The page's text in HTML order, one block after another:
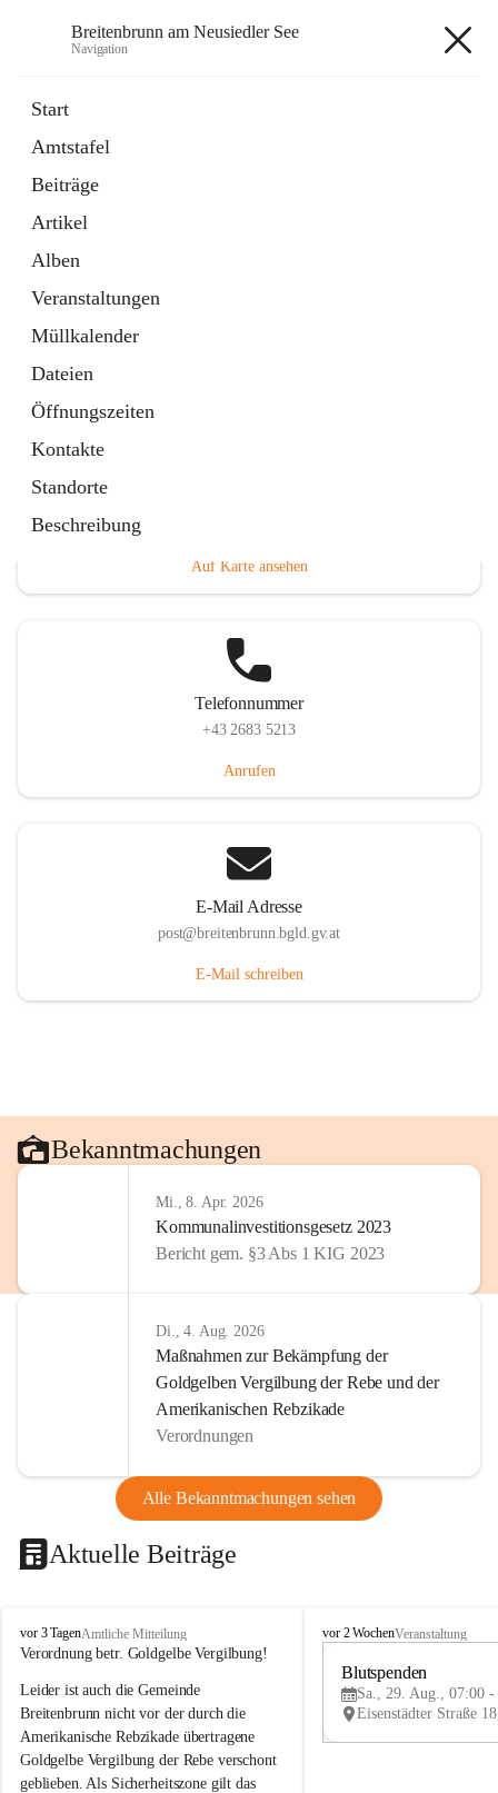
Breitenbrunn am Neusiedler See
Navigation
Start
Amtstafel
Beiträge
Artikel
Alben
Veranstaltungen
Müllkalender
Dateien
Öffnungszeiten
Kontakte
Standorte
Beschreibung
18 Schnellzugriffe
Gemeindeservice
Auf Karte ansehen
Telefonnummer
+43 2683 5213
Anrufen
E-Mail Adresse
post@breitenbrunn.bgld.gv.at
E-Mail schreiben
Bekanntmachungen
Mi., 8. Apr. 2026
Kommunalinvestitionsgesetz 2023
Bericht gem. §3 Abs 1 KIG 2023
Di., 4. Aug. 2026
Maßnahmen zur Bekämpfung der
Goldgelben Vergilbung der Rebe und der
Amerikanischen Rebzikade
Verordnungen
Alle Bekanntmachungen sehen
Aktuelle Beiträge
B
r
i
t
e
n
b
vor 3 TagenAmtliche Mitteilung
Verordnung betr. Goldgelbe Vergilbung!
Leider ist auch die Gemeinde
Breitenbrunn nicht vor der durch die
Amerikanische Rebzikade übertragene
Goldgelbe Vergilbung der Rebe verschont
geblieben. Als Sicherheitszone gilt das
B
e
vor 2 WochenVeranstaltung
Blutspenden
Sa., 29. Aug., 07:00 -